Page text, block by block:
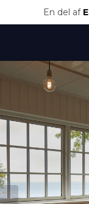
En del af